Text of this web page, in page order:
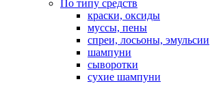
По типу средств
краски, оксиды
муссы, пены
спреи, лосьоны, эмульсии
шампуни
сыворотки
сухие шампуни